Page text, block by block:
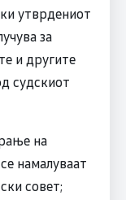
утврдениот
за
и другите
судскиот
на
намалуваат
совет;